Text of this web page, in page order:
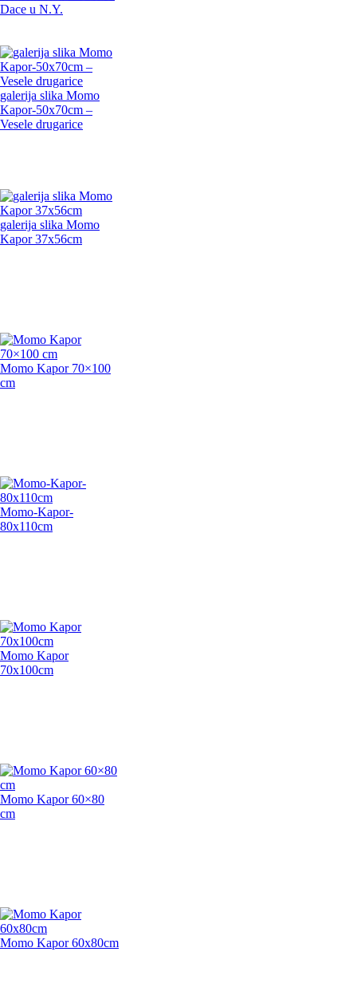
Dace u N.Y.
galerija slika Momo
Kapor-50x70cm –
Vesele drugarice
galerija slika Momo
Kapor 37x56cm
Momo Kapor 70×100
cm
Momo-Kapor-
80x110cm
Momo Kapor
70x100cm
Momo Kapor 60×80
cm
Momo Kapor 60x80cm